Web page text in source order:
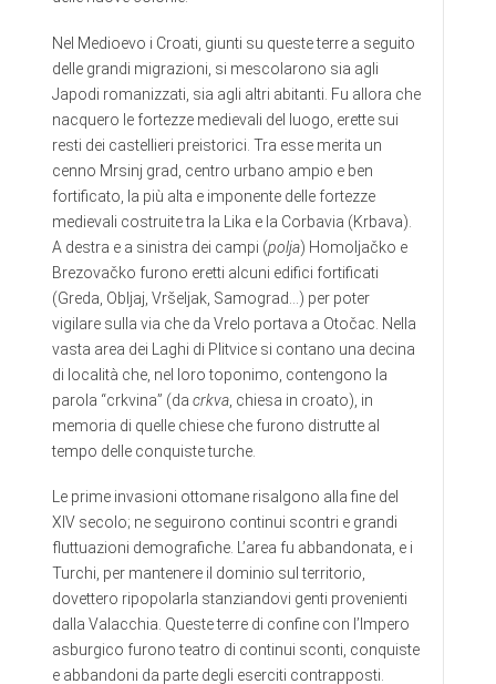
Nel Medioevo i Croati, giunti su queste terre a seguito
delle grandi migrazioni, si mescolarono sia agli
Japodi romanizzati, sia agli altri abitanti. Fu allora che
nacquero le fortezze medievali del luogo, erette sui
resti dei castellieri preistorici. Tra esse merita un
cenno Mrsinj grad, centro urbano ampio e ben
fortificato, la più alta e imponente delle fortezze
medievali costruite tra la Lika e la Corbavia (Krbava).
A destra e a sinistra dei campi (polja) Homoljačko e
Brezovačko furono eretti alcuni edifici fortificati
(Greda, Obljaj, Vršeljak, Samograd…) per poter
vigilare sulla via che da Vrelo portava a Otočac. Nella
vasta area dei Laghi di Plitvice si contano una decina
di località che, nel loro toponimo, contengono la
parola “crkvina” (da crkva, chiesa in croato), in
memoria di quelle chiese che furono distrutte al
tempo delle conquiste turche.
Le prime invasioni ottomane risalgono alla fine del
XIV secolo; ne seguirono continui scontri e grandi
fluttuazioni demografiche. L’area fu abbandonata, e i
Turchi, per mantenere il dominio sul territorio,
dovettero ripopolarla stanziandovi genti provenienti
dalla Valacchia. Queste terre di confine con l’Impero
asburgico furono teatro di continui sconti, conquiste
e abbandoni da parte degli eserciti contrapposti.